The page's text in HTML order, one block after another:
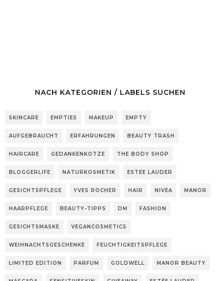
NACH KATEGORIEN / LABELS SUCHEN
SKINCARE EMPTIES MAKEUP EMPTY
AUFGEBRAUCHT ERFAHRUNGEN BEAUTY TRASH
HAIRCARE GEDANKENKOTZE THE BODY SHOP
BLOGGERLIFE NATURKOSMETIK ESTEE LAUDER
GESICHTSPFLEGE YVES ROCHER HAIR NIVEA MANOR
HAARPFLEGE BEAUTY-TIPPS DM FASHION
GESICHTSMASKE VEGANCOSMETICS
WEIHNACHTSGESCHENKE FEUCHTIGKEITSPFLEGE
LIMITED EDITION PARFUM GOLDWELL MANOR BEAUTY